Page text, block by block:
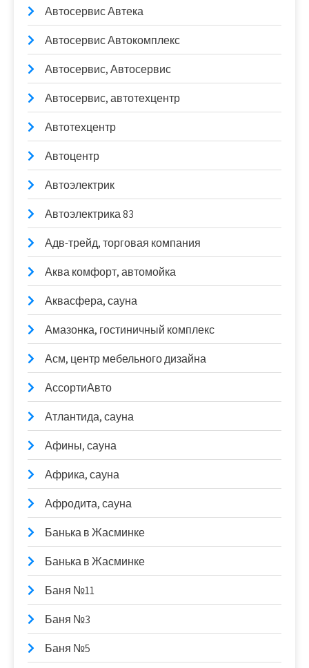
Автосервис Автека
Автосервис Автокомплекс
Автосервис, Автосервис
Автосервис, автотехцентр
Автотехцентр
Автоцентр
Автоэлектрик
Автоэлектрика 83
Адв-трейд, торговая компания
Аква комфорт, автомойка
Аквасфера, сауна
Амазонка, гостиничный комплекс
Асм, центр мебельного дизайна
АссортиАвто
Атлантида, сауна
Афины, сауна
Африка, сауна
Афродита, сауна
Банька в Жасминке
Банька в Жасминке
Баня №11
Баня №3
Баня №5